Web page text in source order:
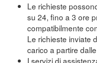
Le richieste
su 24, fino a 3 ore
compatibilmente
Le richieste inviate
carico a partire
I servizi di